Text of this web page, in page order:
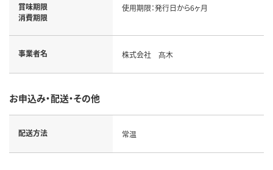
賞味期限
消費期限
使用期限：発行日から6ヶ月
事業者名 株式会社 髙木
お申込み・配送・その他
配送方法 常温